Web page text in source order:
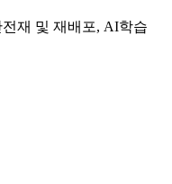
재 및 재배포, AI학습